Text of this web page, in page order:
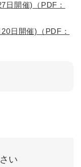
開催)（PDF：
日開催)（PDF：
い